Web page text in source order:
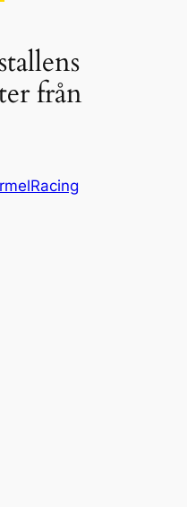
från